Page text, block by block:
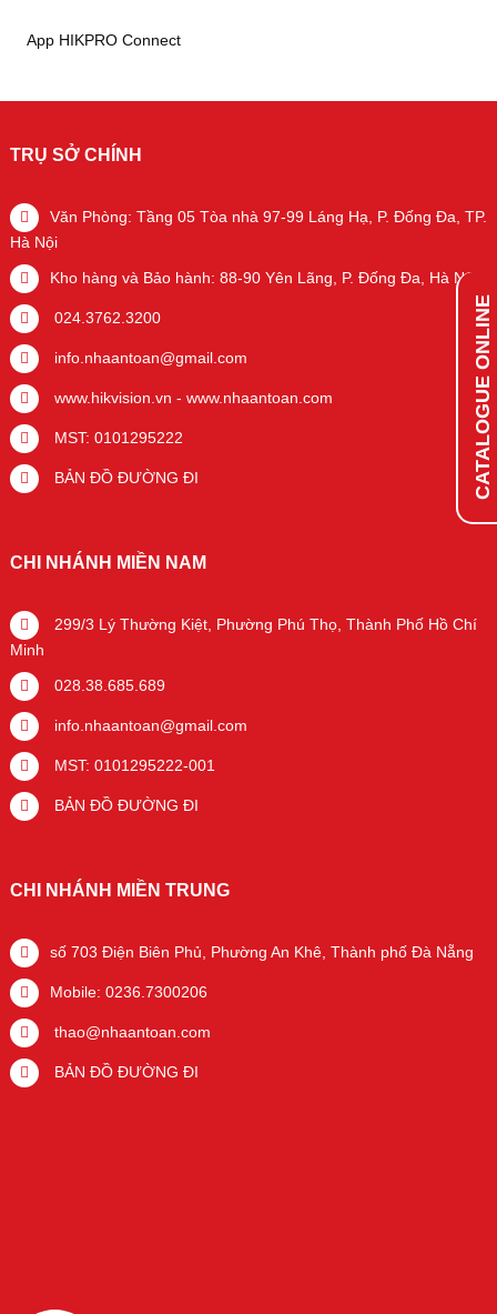
CATALOGUE ONLINE
App HIKPRO Connect
TRỤ SỞ CHÍNH
Văn Phòng: Tầng 05 Tòa nhà 97-99 Láng Hạ, P. Đống Đa, TP.
Hà Nội
Kho hàng và Bảo hành: 88-90 Yên Lãng, P. Đống Đa, Hà Nội
024.3762.3200
info.nhaantoan@gmail.com
www.hikvision.vn - www.nhaantoan.com
MST: 0101295222
BẢN ĐỒ ĐƯỜNG ĐI
CHI NHÁNH MIỀN NAM
299/3 Lý Thường Kiệt, Phường Phú Thọ, Thành Phố Hồ Chí
Minh
028.38.685.689
info.nhaantoan@gmail.com
MST: 0101295222-001
BẢN ĐỒ ĐƯỜNG ĐI
CHI NHÁNH MIỀN TRUNG
số 703 Điện Biên Phủ, Phường An Khê, Thành phố Đà Nẵng
Mobile: 0236.7300206
thao@nhaantoan.com
BẢN ĐỒ ĐƯỜNG ĐI